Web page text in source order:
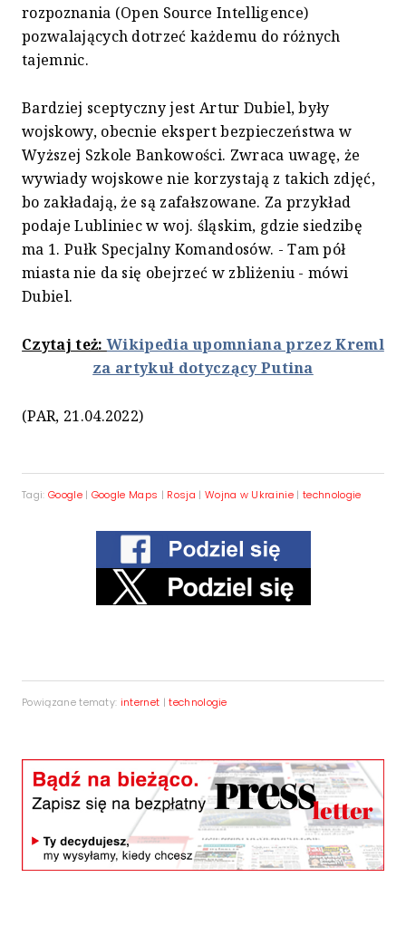
rozpoznania (Open Source Intelligence)
pozwalających dotrzeć każdemu do różnych
tajemnic.
Bardziej sceptyczny jest Artur Dubiel, były
wojskowy, obecnie ekspert bezpieczeństwa w
Wyższej Szkole Bankowości. Zwraca uwagę, że
wywiady wojskowe nie korzystają z takich zdjęć,
bo zakładają, że są zafałszowane. Za przykład
podaje Lubliniec w woj. śląskim, gdzie siedzibę
ma 1. Pułk Specjalny Komandosów. - Tam pół
miasta nie da się obejrzeć w zbliżeniu - mówi
Dubiel.
Czytaj też:Wikipedia upomniana przez Kreml
za artykuł dotyczący Putina
(PAR, 21.04.2022)
Tagi: Google| Google Maps | Rosja | Wojna w Ukrainie | technologie
Powiązane tematy: internet |technologie